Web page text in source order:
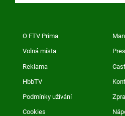
O FTV Prima
Volná místa
Reklama
HbbTV
Podmínky užívání
Cookies